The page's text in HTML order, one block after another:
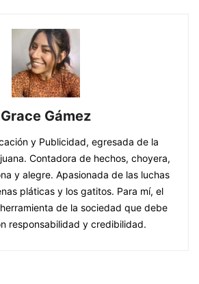
Grace Gámez
y Publicidad, egresada de la
Contadora de hechos, choyera,
y alegre. Apasionada de las luchas
pláticas y los gatitos. Para mí, el
de la sociedad que debe
responsabilidad y credibilidad.